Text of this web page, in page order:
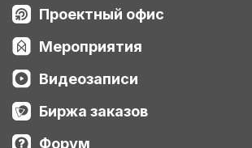
Проектный офис
Мероприятия
Видеозаписи
Биржа заказов
Форум